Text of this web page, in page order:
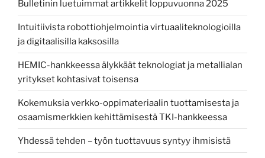
Bulletinin luetuimmat artikkelit loppuvuonna 2025
Intuitiivista robottiohjelmointia virtuaaliteknologioilla
ja digitaalisilla kaksosilla
HEMIC-hankkeessa älykkäät teknologiat ja metallialan
yritykset kohtasivat toisensa
Kokemuksia verkko-oppimateriaalin tuottamisesta ja
osaamismerkkien kehittämisestä TKI-hankkeessa
Yhdessä tehden – työn tuottavuus syntyy ihmisistä